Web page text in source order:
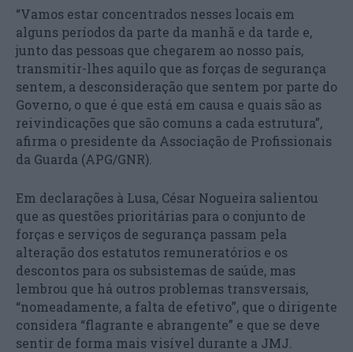
“Vamos estar concentrados nesses locais em
alguns períodos da parte da manhã e da tarde e,
junto das pessoas que chegarem ao nosso país,
transmitir-lhes aquilo que as forças de segurança
sentem, a desconsideração que sentem por parte do
Governo, o que é que está em causa e quais são as
reivindicações que são comuns a cada estrutura”,
afirma o presidente da Associação de Profissionais
da Guarda (APG/GNR).
Em declarações à Lusa, César Nogueira salientou
que as questões prioritárias para o conjunto de
forças e serviços de segurança passam pela
alteração dos estatutos remuneratórios e os
descontos para os subsistemas de saúde, mas
lembrou que há outros problemas transversais,
“nomeadamente, a falta de efetivo”, que o dirigente
considera “flagrante e abrangente” e que se deve
sentir de forma mais visível durante a JMJ.